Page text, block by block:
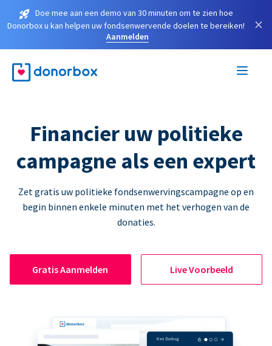
Doe mee aan een demo van 30 minuten om te zien hoe
Donorbox u kan helpen uw fondsenwervende doelen te bereiken!
Aanmelden
×
Financier uw politieke
campagne als een expert
Zet gratis uw politieke fondsenwervingscampagne op en
begin binnen enkele minuten met het verhogen van de
donaties.
Gratis Aanmelden Live Voorbeeld